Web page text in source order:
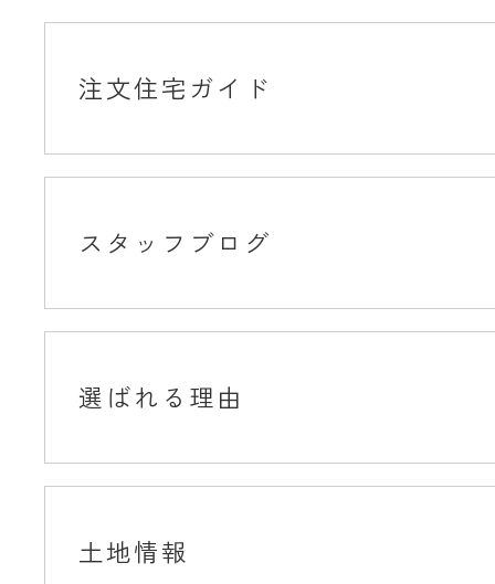
注文住宅ガイド
スタッフブログ
選ばれる理由
土地情報